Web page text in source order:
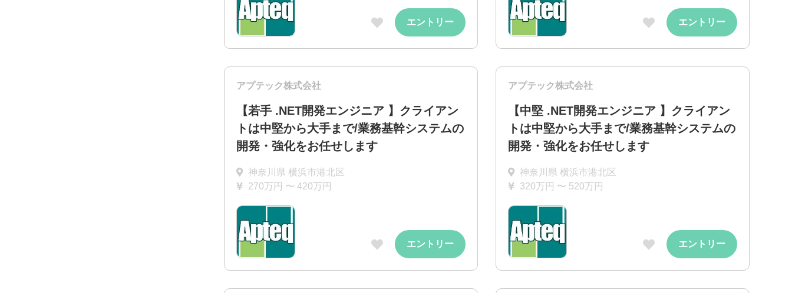
エントリー エントリー
アプテック株式会社
【若手 .NET開発エンジニア 】クライアン
トは中堅から大手まで/業務基幹システムの
開発・強化をお任せします
神奈川県 横浜市港北区
270万円 〜 420万円
エントリー
アプテック株式会社
【中堅 .NET開発エンジニア 】クライアン
トは中堅から大手まで/業務基幹システムの
開発・強化をお任せします
神奈川県 横浜市港北区
320万円 〜 520万円
エントリー